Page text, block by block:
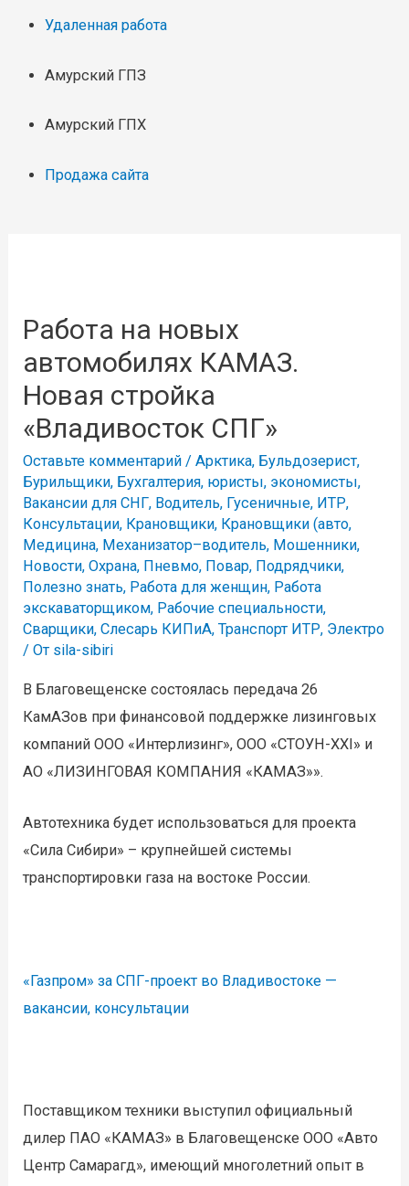
Удаленная работа
Амурский ГПЗ
Амурский ГПХ
Продажа сайта
Работа на новых
автомобилях КАМАЗ.
Новая стройка
«Владивосток СПГ»
Оставьте комментарий /Арктика, Бульдозерист,
Бурильщики, Бухгалтерия, юристы, экономисты,
Вакансии для СНГ, Водитель, Гусеничные, ИТР,
Консультации, Крановщики, Крановщики (авто,
Медицина, Механизатор–водитель, Мошенники,
Новости,Охрана, Пневмо, Повар, Подрядчики,
Полезно знать, Работа для женщин, Работа
экскаваторщиком, Рабочие специальности,
Сварщики,Слесарь КИПиА,Транспорт ИТР, Электро
/ От sila-sibiri
В Благовещенске состоялась передача 26
КамАЗов при финансовой поддержке лизинговых
компаний ООО «Интерлизинг», ООО «СТОУН-ХХI» и
АО «ЛИЗИНГОВАЯ КОМПАНИЯ «КАМАЗ»».
Автотехника будет использоваться для проекта
«Сила Сибири» – крупнейшей системы
транспортировки газа на востоке России.
«Газпром» за СПГ-проект во Владивостоке —
вакансии, консультации
Поставщиком техники выступил официальный
дилер ПАО «КАМАЗ» в Благовещенске ООО «Авто
Центр Самарагд», имеющий многолетний опыт в